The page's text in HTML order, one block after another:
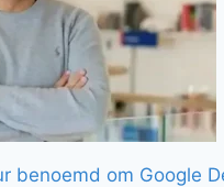
benoemd om Google